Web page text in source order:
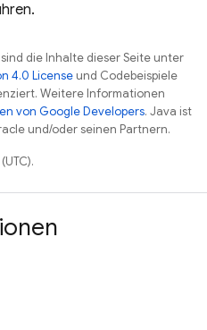
die Inhalte dieser Seite unter
4.0 License und Codebeispiele
Weitere Informationen
von Google Developers. Java ist
und/oder seinen Partnern.